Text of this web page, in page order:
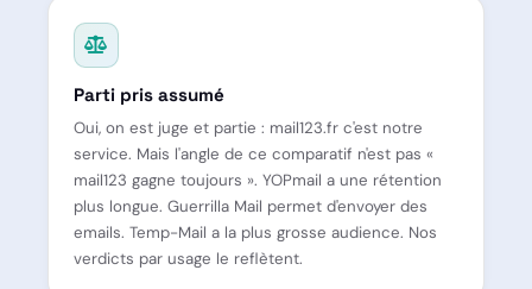
Parti pris assumé
Oui, on est juge et partie : mail123.fr c'est notre
service. Mais l'angle de ce comparatif n'est pas «
mail123 gagne toujours ». YOPmail a une rétention
plus longue. Guerrilla Mail permet d'envoyer des
emails. Temp-Mail a la plus grosse audience. Nos
verdicts par usage le reflètent.